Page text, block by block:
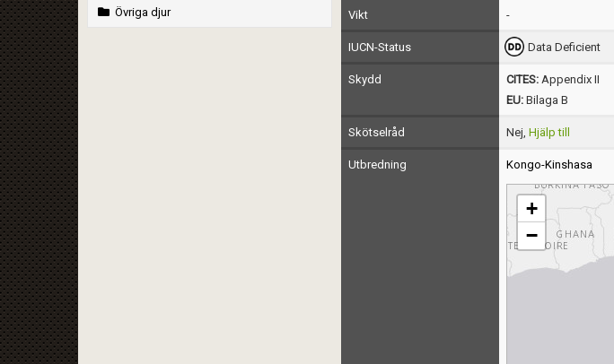
Övriga djur Vikt -
IUCN-Status Data Deficient
Skydd CITES: Appendix II
EU:Bilaga B
Skötselråd Nej, Hjälp till
Utbredning Kongo-Kinshasa
+
−